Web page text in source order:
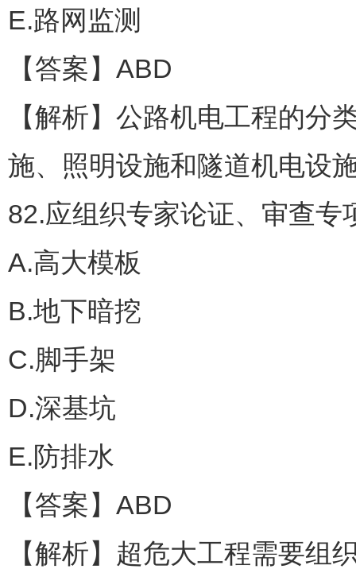
E.路网监测
【答案】ABD
【解析】公路机电工程的分
施、照明设施和隧道机电设
82.应组织专家论证、审查专
A.高大模板
B.地下暗挖
C.脚手架
D.深基坑
E.防排水
【答案】ABD
【解析】超危大工程需要组